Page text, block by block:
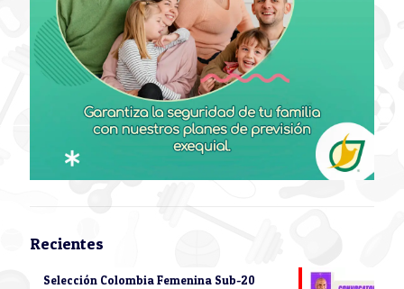
Recientes
Selección Colombia Femenina Sub-20